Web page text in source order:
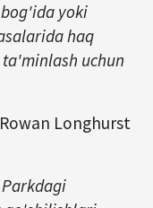
yoki
haq
uchun
Longhurst